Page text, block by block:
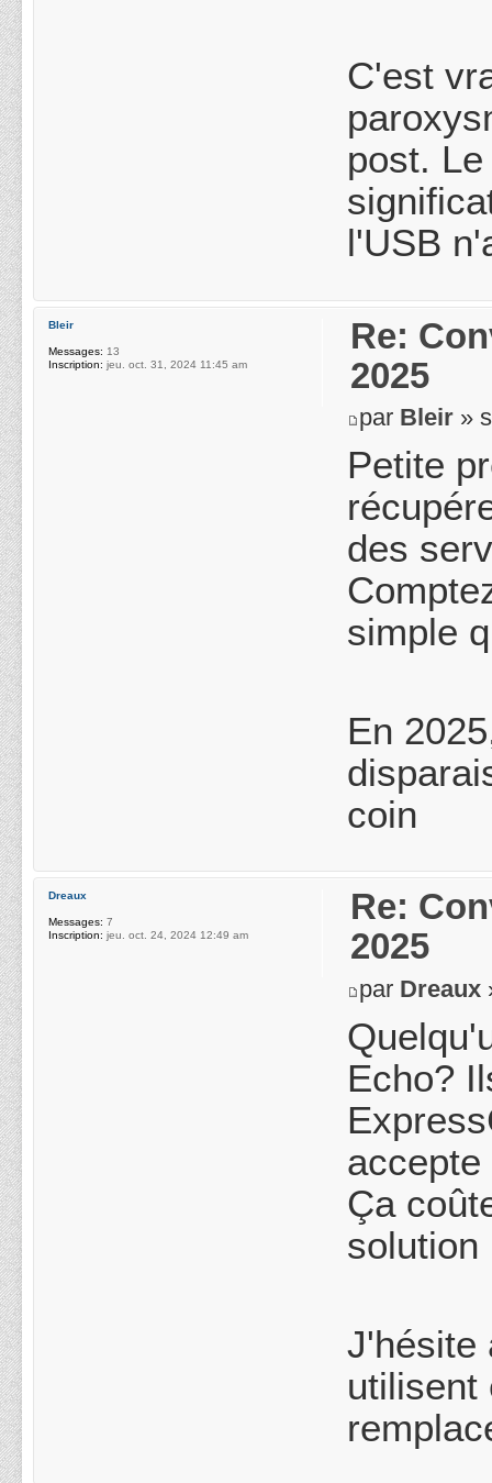
C'est
post.
l'USB
Re:
2025
par Bleir »
Petite
des
simple
En
coin
Bleir
Messages: 13
Inscription: jeu. oct. 31, 2024 11:45 am
Re:
2025
par Dreaux
Echo?
Ça
solution
J'hésite
utilisent
Dreaux
Messages: 7
Inscription: jeu. oct. 24, 2024 12:49 am